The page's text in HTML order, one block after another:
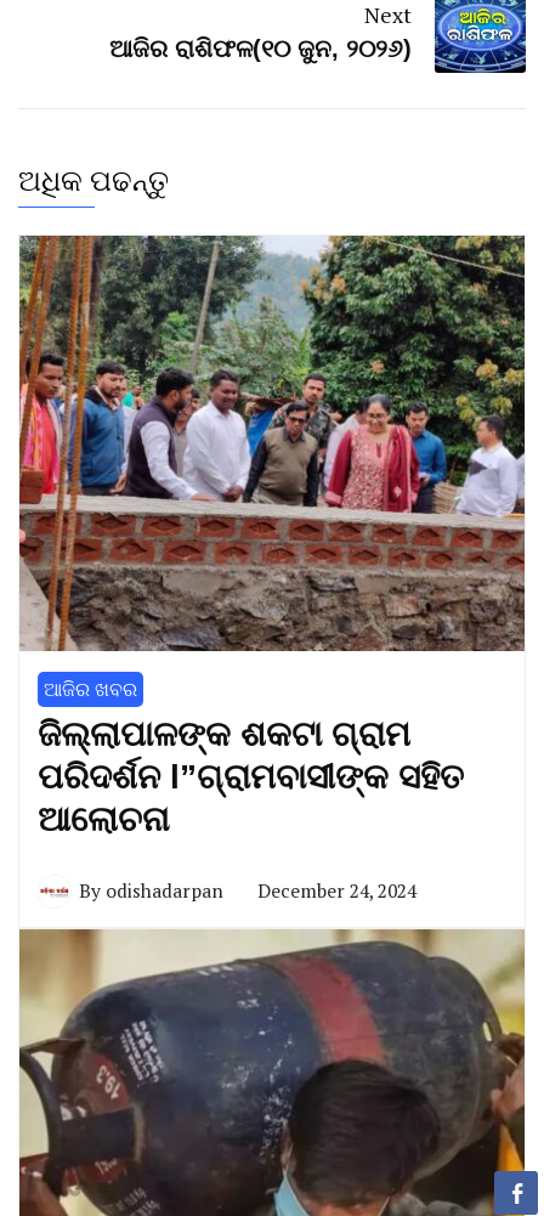
Next
ଆଜିର ରାଶିଫଳ(୧୦ ଜୁନ, ୨୦୨୬)
ଅଧିକ ପଢନ୍ତୁ
ଆଜିର ଖବର
ଜିଲ୍ଲାପାଳଙ୍କ ଶକଟା ଗ୍ରାମ
ପରିଦର୍ଶନ l”ଗ୍ରାମବାସୀଙ୍କ ସହିତ
ଆଲୋଚନା
By odishadarpan December 24, 2024